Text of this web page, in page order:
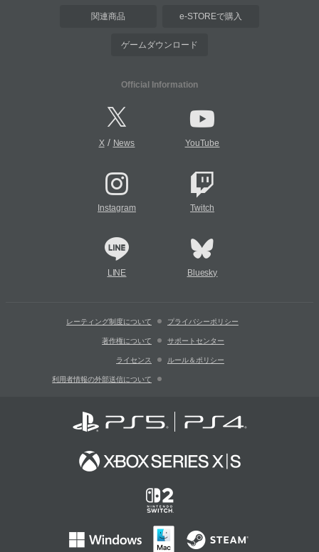
関連商品 e-STOREで購入
ゲームダウンロード
Official Information
X/ News YouTube
Instagram Twitch
LINE Bluesky
レーティング制度について プライバシーポリシー
著作権について サポートセンター
ライセンス ルール＆ポリシー
利用者情報の外部送信について